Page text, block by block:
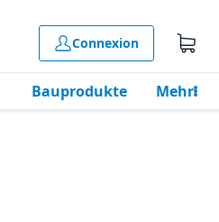
Connexion
Bauprodukte Mehr